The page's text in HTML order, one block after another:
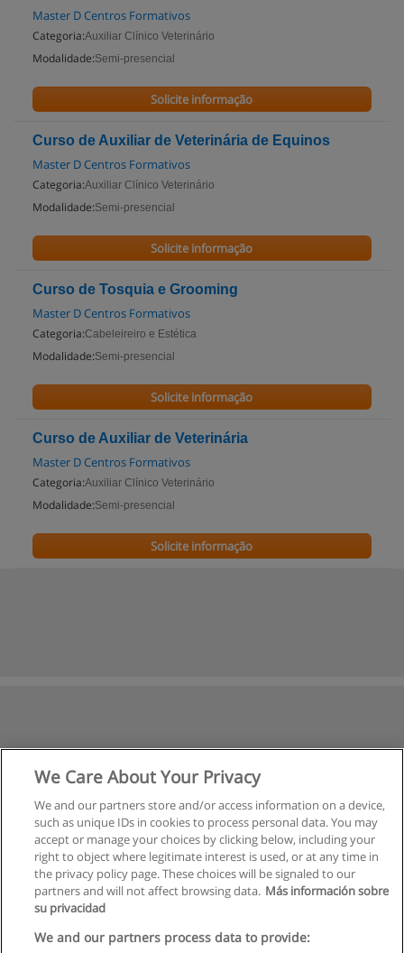
Master D Centros Formativos
Categoria:Auxiliar Clínico Veterinário
Modalidade:Semi-presencial
Solicite informação
Curso de Auxiliar de Veterinária de Equinos
Master D Centros Formativos
Categoria:Auxiliar Clínico Veterinário
Modalidade:Semi-presencial
Solicite informação
Curso de Tosquia e Grooming
Master D Centros Formativos
Categoria:Cabeleireiro e Estética
Modalidade:Semi-presencial
Solicite informação
Curso de Auxiliar de Veterinária
Master D Centros Formativos
Categoria:Auxiliar Clínico Veterinário
Modalidade:Semi-presencial
Solicite informação
We Care About Your Privacy
We and our partners store and/or access information on a device,
such as unique IDs in cookies to process personal data. You may
accept or manage your choices by clicking below, including your
right to object where legitimate interest is used, or at any time in
the privacy policy page. These choices will be signaled to our
partners and will not affect browsing data. Más información sobre
su privacidad
We and our partners process data to provide: